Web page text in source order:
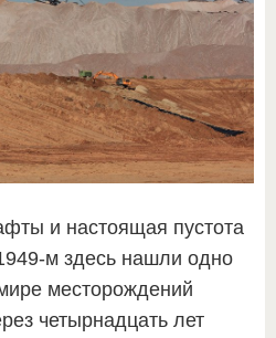
и настоящая пустота
м здесь нашли одно
месторождений
четырнадцать лет